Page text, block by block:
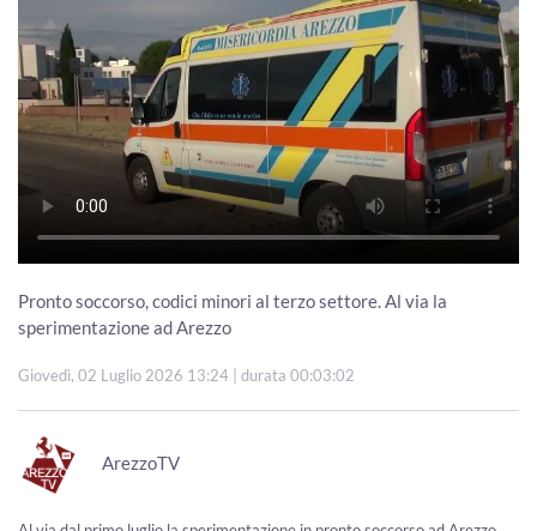
Pronto soccorso, codici minori al terzo settore. Al via la
sperimentazione ad Arezzo
Giovedì, 02 Luglio 2026 13:24 | durata 00:03:02
ArezzoTV